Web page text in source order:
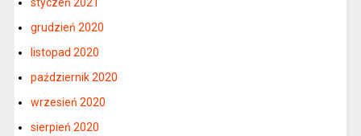
styczeń 2021
grudzień 2020
listopad 2020
październik 2020
wrzesień 2020
sierpień 2020